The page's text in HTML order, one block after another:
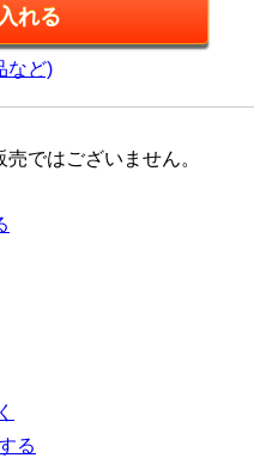
など)
ではございません。
る